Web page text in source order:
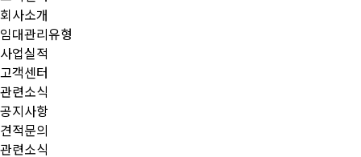
회사소개
임대관리유형
사업실적
고객센터
관련소식
공지사항
견적문의
관련소식